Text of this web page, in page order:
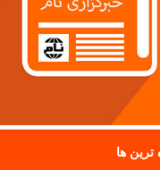
ترین ها